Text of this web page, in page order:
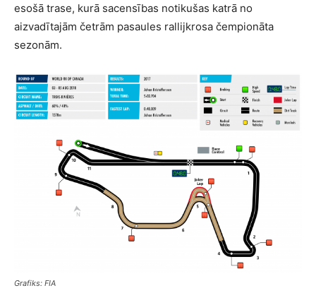
esošā trase, kurā sacensības notikušas katrā no
aizvadītajām četrām pasaules rallijkrosa čempionāta
sezonām.
Grafiks: FIA